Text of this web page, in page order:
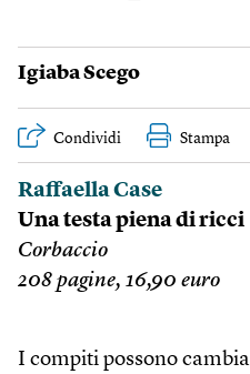
Igiaba Scego
Condividi Stampa
Raffaella Case
Una testa piena di ricci
Corbaccio
208 pagine, 16,90 euro
I compiti possono